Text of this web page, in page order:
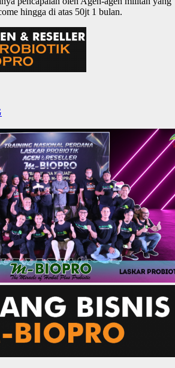
hingga di atas 50jt 1 bulan.